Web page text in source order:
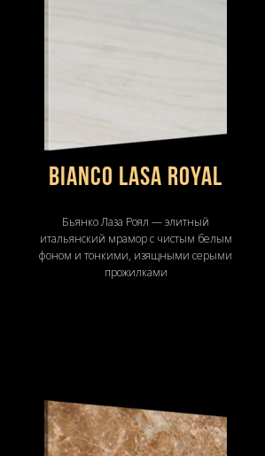
Bianco Lasa Royal
Бьянко Лаза Роял — элитный
итальянский мрамор с чистым белым
фоном и тонкими, изящными серыми
прожилками